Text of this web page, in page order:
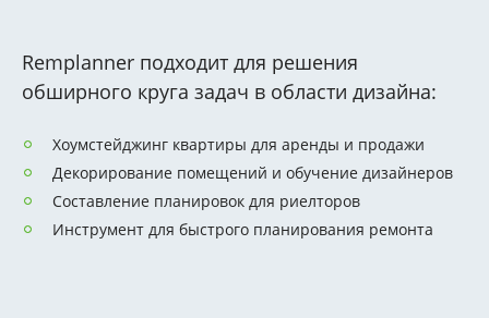
Remplanner подходит для решения
обширного круга задач в области дизайна:
Хоумстейджинг квартиры для аренды и продажи
Декорирование помещений и обучение дизайнеров
Составление планировок для риелторов
Инструмент для быстрого планирования ремонта